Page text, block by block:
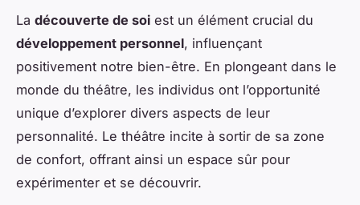
La découverte de soi est un élément crucial du
développement personnel, influençant
positivement notre bien-être. En plongeant dans le
monde du théâtre, les individus ont l’opportunité
unique d’explorer divers aspects de leur
personnalité. Le théâtre incite à sortir de sa zone
de confort, offrant ainsi un espace sûr pour
expérimenter et se découvrir.